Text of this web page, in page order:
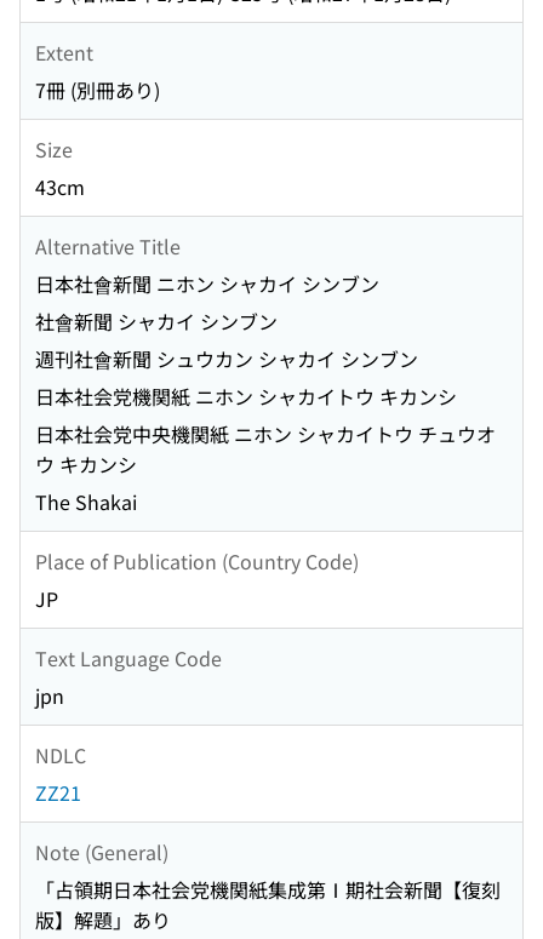
Extent
7冊 (別冊あり)
Size
43cm
Alternative Title
日本社會新聞 ニホン シャカイ シンブン
社會新聞 シャカイ シンブン
週刊社會新聞 シュウカン シャカイ シンブン
日本社会党機関紙 ニホン シャカイトウ キカンシ
日本社会党中央機関紙 ニホン シャカイトウ チュウオ
ウ キカンシ
The Shakai
Place of Publication (Country Code)
JP
Text Language Code
jpn
NDLC
ZZ21
Note (General)
「占領期日本社会党機関紙集成第Ⅰ期社会新聞【復刻
版】解題」あり